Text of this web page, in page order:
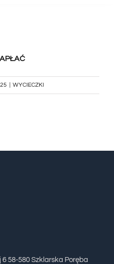
WYCIECZKI
58-580 Szklarska Poręba